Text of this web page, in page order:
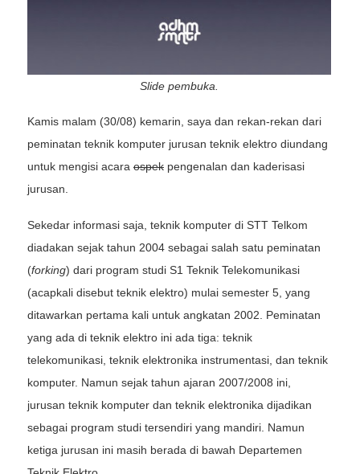
Slide pembuka.
Kamis malam (30/08) kemarin, saya dan rekan-rekan dari
peminatan teknik komputer jurusan teknik elektro diundang
untuk mengisi acara ospek pengenalan dan kaderisasi
jurusan.
Sekedar informasi saja, teknik komputer di STT Telkom
diadakan sejak tahun 2004 sebagai salah satu peminatan
(forking) dari program studi S1 Teknik Telekomunikasi
(acapkali disebut teknik elektro) mulai semester 5, yang
ditawarkan pertama kali untuk angkatan 2002. Peminatan
yang ada di teknik elektro ini ada tiga: teknik
telekomunikasi, teknik elektronika instrumentasi, dan teknik
komputer. Namun sejak tahun ajaran 2007/2008 ini,
jurusan teknik komputer dan teknik elektronika dijadikan
sebagai program studi tersendiri yang mandiri. Namun
ketiga jurusan ini masih berada di bawah Departemen